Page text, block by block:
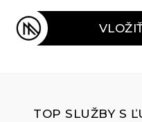
TOP SLUŽBY S